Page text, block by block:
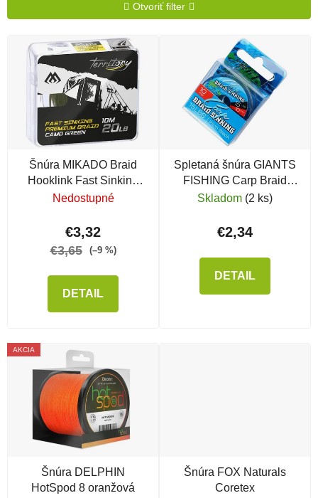
Otvoriť filter
Výpis produktov
Šnúra MIKADO Braid
Hooklink Fast Sinking
Premium Braid Camo
Nedostupné
€3,32
€3,65 (–9 %)
DETAIL
Spletaná šnúra GIANTS
FISHING Carp Braid
Sinking Pitch Black
Skladom (2 ks)
€2,34
DETAIL
AKCIA
Šnúra DELPHIN
HotSpod 8 oranžová
Šnúra FOX Naturals
Coretex